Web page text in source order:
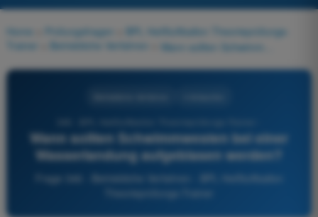
Home Prüfungsfragen
BPL Heißluftballon Theorieprüfungs-
Trainer
Betriebliche Verfahren
Wann sollten Schwimmwesten bei einer
Wasserlandung aufgeblasen werden?
Frage 346 - Betriebliche Verfahren - BPL Heißluftballon